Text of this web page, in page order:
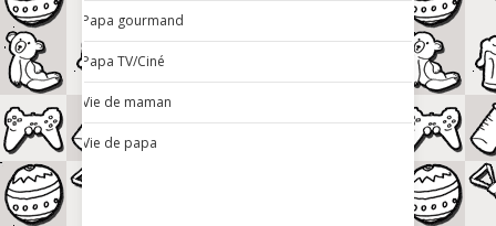
Papa gourmand
Papa TV/Ciné
Vie de maman
Vie de papa